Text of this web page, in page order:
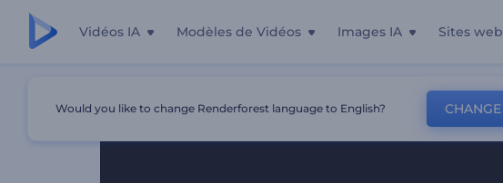
Vidéos IA Modèles de Vidéos Images IA Sites web
Would you like to change Renderforest language to English? CHANGE